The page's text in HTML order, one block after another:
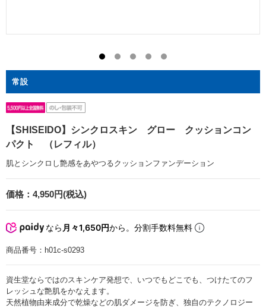
常設
【SHISEIDO】シンクロスキン グロー クッションコン
パクト （レフィル）
肌とシンクロし艶感をあやつるクッションファンデーション
価格： 4,950円(税込)
なら 月々1,650円から。分割手数料無料
商品番号： h01c-s0293
資生堂ならではのスキンケア発想で、いつでもどこでも、つけたてのフ
レッシュな艶肌をかなえます。
天然植物由来成分で乾燥などの肌ダメージを防ぎ、独自のテクノロジー